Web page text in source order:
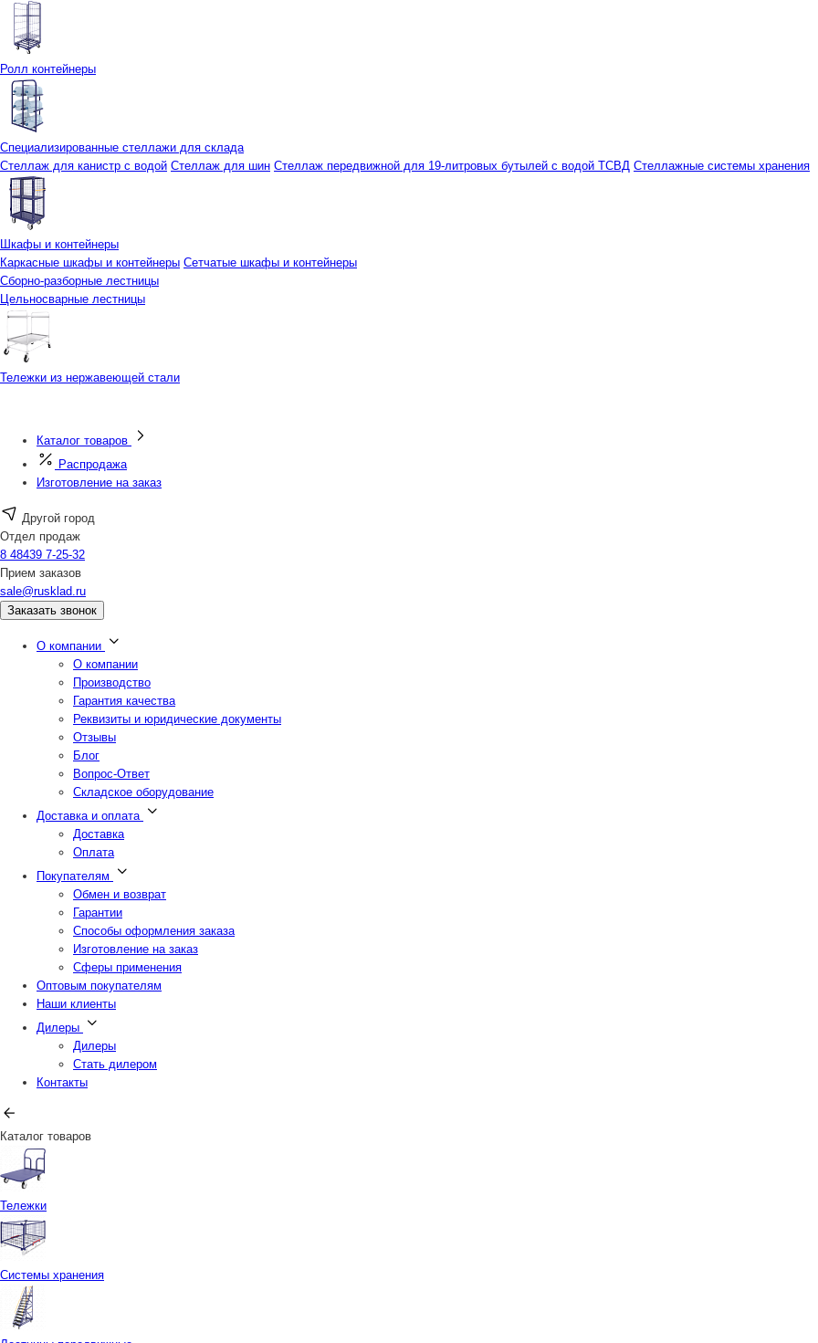
Ролл контейнеры
Специализированные стеллажи для склада
Стеллаж для канистр с водой Стеллаж для шин Стеллаж передвижной для 19-литровых бутылей с водой ТСВД Стеллажные системы хранения
Шкафы и контейнеры
Каркасные шкафы и контейнеры Сетчатые шкафы и контейнеры
Сборно-разборные лестницы
Цельносварные лестницы
Тележки из нержавеющей стали
Каталог товаров
Распродажа
Изготовление на заказ
Другой город
Отдел продаж
8 48439 7-25-32
Прием заказов
sale@rusklad.ru
Заказать звонок
О компании
О компании
Производство
Гарантия качества
Реквизиты и юридические документы
Отзывы
Блог
Вопрос-Ответ
Складское оборудование
Доставка и оплата
Доставка
Оплата
Покупателям
Обмен и возврат
Гарантии
Способы оформления заказа
Изготовление на заказ
Сферы применения
Оптовым покупателям
Наши клиенты
Дилеры
Дилеры
Стать дилером
Контакты
Каталог товаров
Тележки
Системы хранения